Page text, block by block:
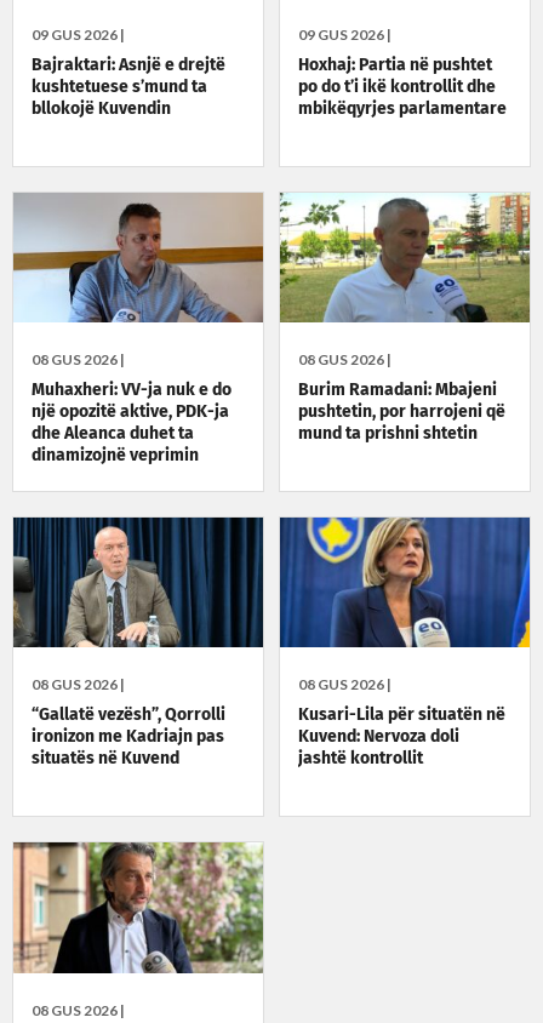
09 GUS 2026 |
Bajraktari: Asnjë e drejtë
kushtetuese s’mund ta
bllokojë Kuvendin
09 GUS 2026 |
Hoxhaj: Partia në pushtet
po do t’i ikë kontrollit dhe
mbikëqyrjes parlamentare
08 GUS 2026 |
Muhaxheri: VV-ja nuk e do
një opozitë aktive, PDK-ja
dhe Aleanca duhet ta
dinamizojnë veprimin
08 GUS 2026 |
Burim Ramadani: Mbajeni
pushtetin, por harrojeni që
mund ta prishni shtetin
08 GUS 2026 |
“Gallatë vezësh”, Qorrolli
ironizon me Kadriajn pas
situatës në Kuvend
08 GUS 2026 |
Kusari-Lila për situatën në
Kuvend: Nervoza doli
jashtë kontrollit
08 GUS 2026 |